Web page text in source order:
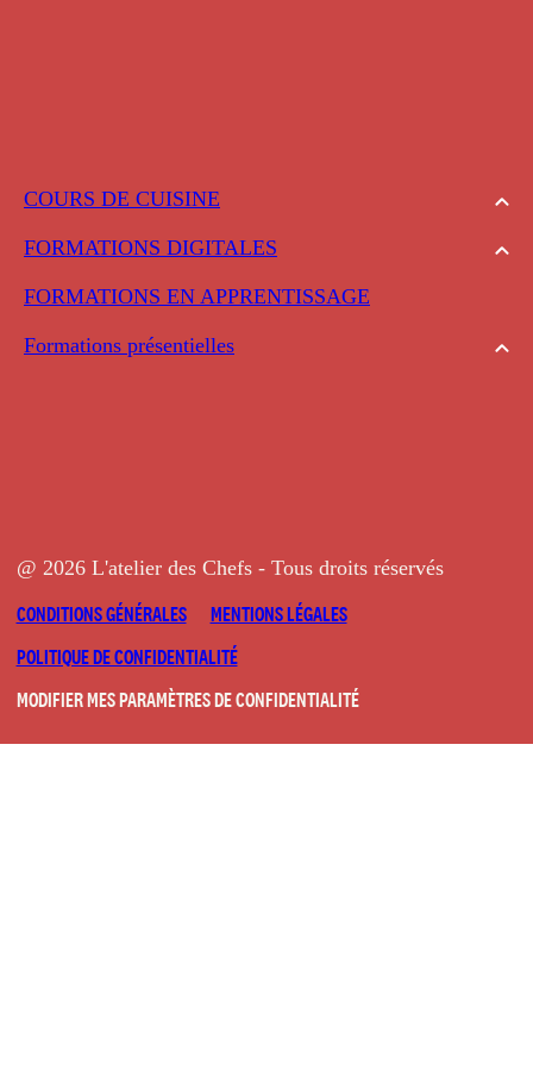
COURS DE CUISINE
FORMATIONS DIGITALES
FORMATIONS EN APPRENTISSAGE
Formations présentielles
@ 2026 L'atelier des Chefs - Tous droits réservés
CONDITIONS GÉNÉRALES
MENTIONS LÉGALES
POLITIQUE DE CONFIDENTIALITÉ
MODIFIER MES PARAMÈTRES DE CONFIDENTIALITÉ